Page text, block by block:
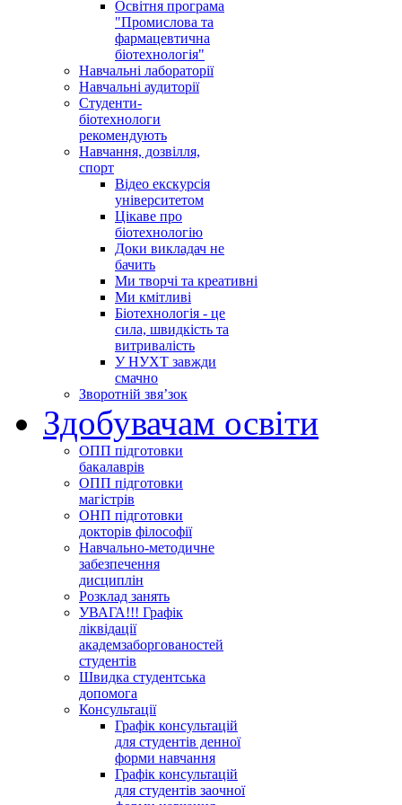
Освітня програма
"Промислова та
фармацевтична
біотехнологія"
Навчальні лабораторії
Навчальні аудиторії
Студенти-
біотехнологи
рекомендують
Навчання, дозвілля,
спорт
Відео екскурсія
університетом
Цікаве про
біотехнологію
Доки викладач не
бачить
Ми творчі та креативні
Ми кмітливі
Біотехнологія - це
сила, швидкість та
витривалість
У НУХТ завжди
смачно
Зворотній звя’зок
Здобувачам освіти
ОПП підготовки
бакалаврів
ОПП підготовки
магістрів
ОНП підготовки
докторів філософії
Навчально-методичне
забезпечення
дисциплін
Розклад занять
УВАГА!!! Графік
ліквідації
академзаборгованостей
студентів
Швидка студентська
допомога
Консультації
Графік консультацій
для студентів денної
форми навчання
Графік консультацій
для студентів заочної